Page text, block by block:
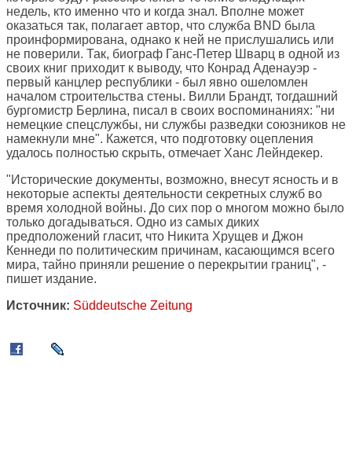
недель, кто именно что и когда знал. Вполне может
оказаться так, полагает автор, что служба BND была
проинформирована, однако к ней не прислушались или
не поверили. Так, биограф Ганс-Петер Шварц в одной из
своих книг приходит к выводу, что Конрад Аденауэр -
первый канцлер республики - был явно ошеломлен
началом строительства стены. Вилли Брандт, тогдашний
бургомистр Берлина, писал в своих воспоминаниях: "ни
немецкие спецслужбы, ни службы разведки союзников не
намекнули мне". Кажется, что подготовку оцепления
удалось полностью скрыть, отмечает Ханс Лейндекер.
"Исторические документы, возможно, внесут ясность и в
некоторые аспекты деятельности секретных служб во
время холодной войны. До сих пор о многом можно было
только догадываться. Одно из самых диких
предположений гласит, что Никита Хрущев и Джон
Кеннеди по политическим причинам, касающимся всего
мира, тайно приняли решение о перекрытии границ", -
пишет издание.
Источник: Süddeutsche Zeitung